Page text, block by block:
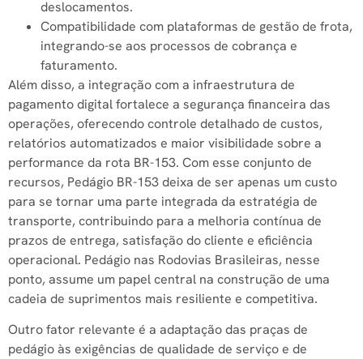
deslocamentos.
Compatibilidade com plataformas de gestão de frota,
integrando-se aos processos de cobrança e
faturamento.
Além disso, a integração com a infraestrutura de
pagamento digital fortalece a segurança financeira das
operações, oferecendo controle detalhado de custos,
relatórios automatizados e maior visibilidade sobre a
performance da rota BR-153. Com esse conjunto de
recursos, Pedágio BR-153 deixa de ser apenas um custo
para se tornar uma parte integrada da estratégia de
transporte, contribuindo para a melhoria contínua de
prazos de entrega, satisfação do cliente e eficiência
operacional. Pedágio nas Rodovias Brasileiras, nesse
ponto, assume um papel central na construção de uma
cadeia de suprimentos mais resiliente e competitiva.
Outro fator relevante é a adaptação das praças de
pedágio às exigências de qualidade de serviço e de